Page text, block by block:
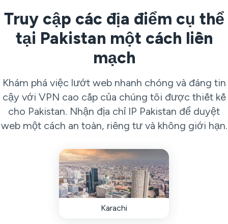
Truy cập các địa điểm cụ thể
tại Pakistan một cách liền
mạch
Khám phá việc lướt web nhanh chóng và đáng tin
cậy với VPN cao cấp của chúng tôi được thiết kế
cho Pakistan. Nhận địa chỉ IP Pakistan để duyệt
web một cách an toàn, riêng tư và không giới hạn.
Karachi